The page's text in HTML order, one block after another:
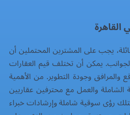
يجب على المشترين المحتملين أن
يمكن أن تختلف قيم العقارات
والمرافق وجودة التطوير. من الأهمية
الشاملة والعمل مع محترفين عقاريين
رؤى سوقية شاملة وإرشادات خبراء